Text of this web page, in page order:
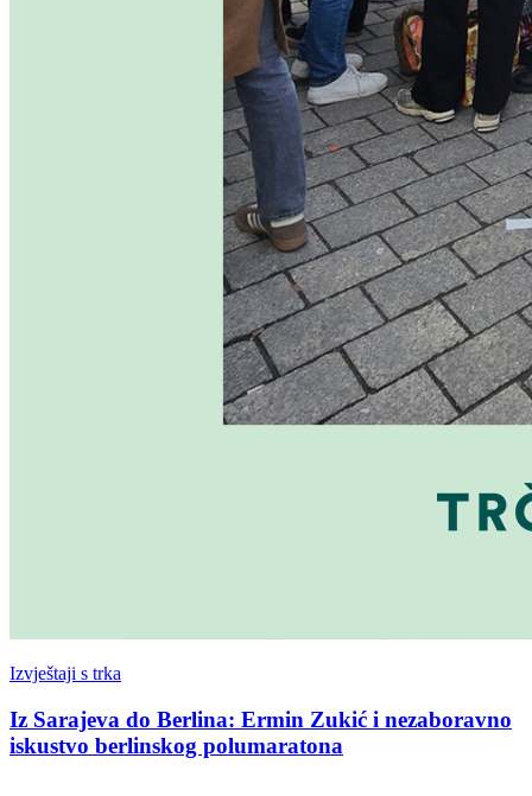
Izvještaji s trka
Iz Sarajeva do Berlina: Ermin Zukić i nezaboravno
iskustvo berlinskog polumaratona